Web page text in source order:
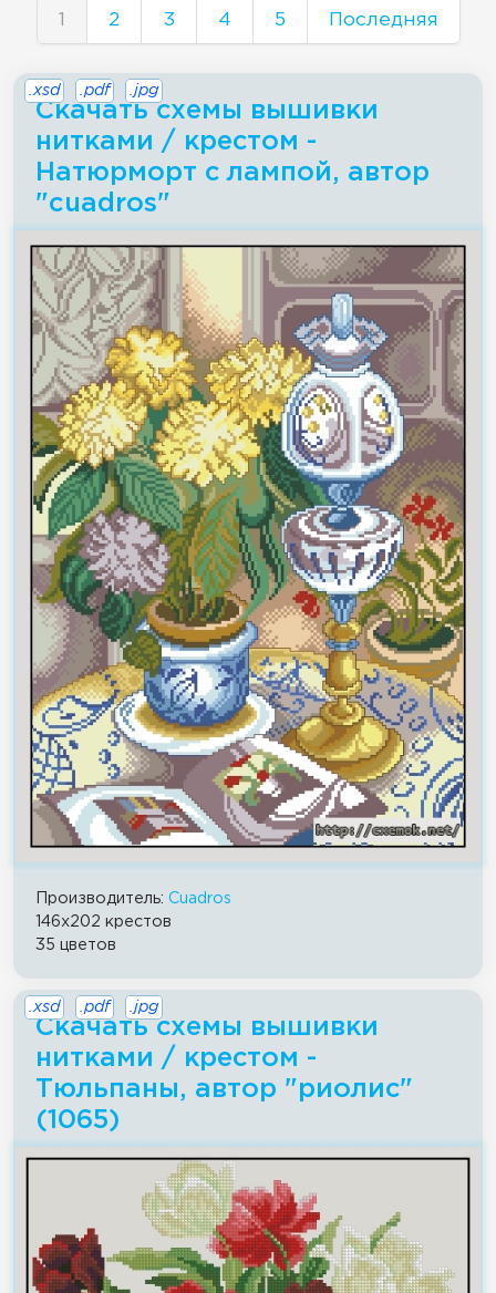
1 2 3 4 5 Последняя
Скачать схемы вышивки
нитками / крестом -
Натюрморт с лампой, автор
"cuadros"
.xsd .pdf .jpg
Производитель: Cuadros
146x202 крестов
35 цветов
Скачать схемы вышивки
нитками / крестом -
Тюльпаны, автор "риолис"
(1065)
.xsd .pdf .jpg